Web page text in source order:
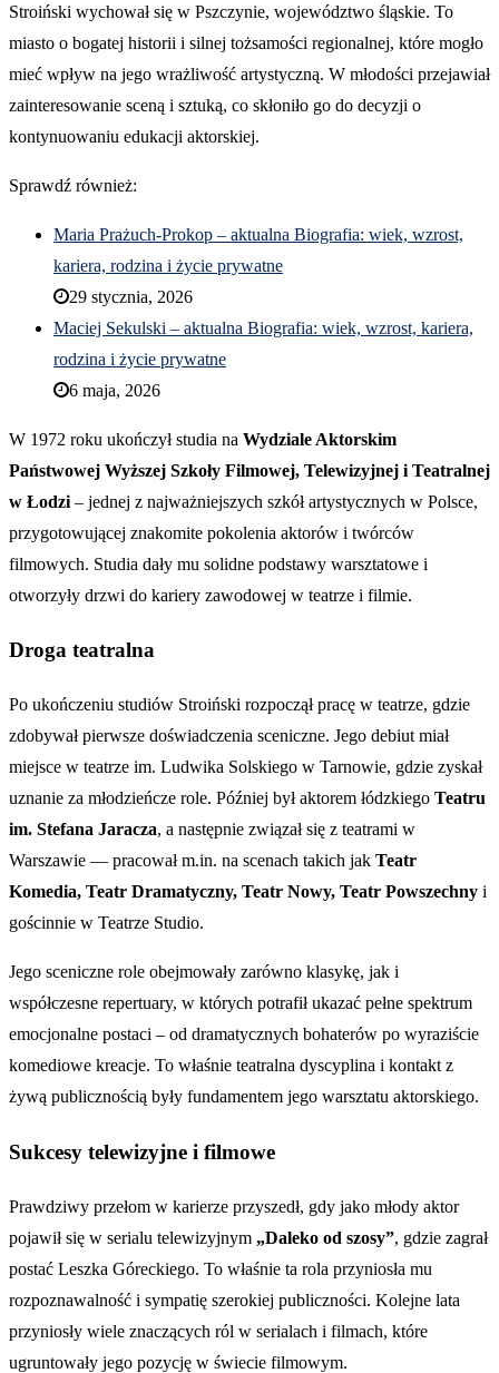
Stroiński wychował się w Pszczynie, województwo śląskie. To
miasto o bogatej historii i silnej tożsamości regionalnej, które mogło
mieć wpływ na jego wrażliwość artystyczną. W młodości przejawiał
zainteresowanie sceną i sztuką, co skłoniło go do decyzji o
kontynuowaniu edukacji aktorskiej.
Sprawdź również:
Maria Prażuch-Prokop – aktualna Biografia: wiek, wzrost,
kariera, rodzina i życie prywatne
29 stycznia, 2026
Maciej Sekulski – aktualna Biografia: wiek, wzrost, kariera,
rodzina i życie prywatne
6 maja, 2026
W 1972 roku ukończył studia na Wydziale Aktorskim
Państwowej Wyższej Szkoły Filmowej, Telewizyjnej i Teatralnej
w Łodzi – jednej z najważniejszych szkół artystycznych w Polsce,
przygotowującej znakomite pokolenia aktorów i twórców
filmowych. Studia dały mu solidne podstawy warsztatowe i
otworzyły drzwi do kariery zawodowej w teatrze i filmie.
Droga teatralna
Po ukończeniu studiów Stroiński rozpoczął pracę w teatrze, gdzie
zdobywał pierwsze doświadczenia sceniczne. Jego debiut miał
miejsce w teatrze im. Ludwika Solskiego w Tarnowie, gdzie zyskał
uznanie za młodzieńcze role. Później był aktorem łódzkiego Teatru
im. Stefana Jaracza, a następnie związał się z teatrami w
Warszawie — pracował m.in. na scenach takich jak Teatr
Komedia, Teatr Dramatyczny, Teatr Nowy, Teatr Powszechny i
gościnnie w Teatrze Studio.
Jego sceniczne role obejmowały zarówno klasykę, jak i
współczesne repertuary, w których potrafił ukazać pełne spektrum
emocjonalne postaci – od dramatycznych bohaterów po wyraziście
komediowe kreacje. To właśnie teatralna dyscyplina i kontakt z
żywą publicznością były fundamentem jego warsztatu aktorskiego.
Sukcesy telewizyjne i filmowe
Prawdziwy przełom w karierze przyszedł, gdy jako młody aktor
pojawił się w serialu telewizyjnym „Daleko od szosy”, gdzie zagrał
postać Leszka Góreckiego. To właśnie ta rola przyniosła mu
rozpoznawalność i sympatię szerokiej publiczności. Kolejne lata
przyniosły wiele znaczących ról w serialach i filmach, które
ugruntowały jego pozycję w świecie filmowym.